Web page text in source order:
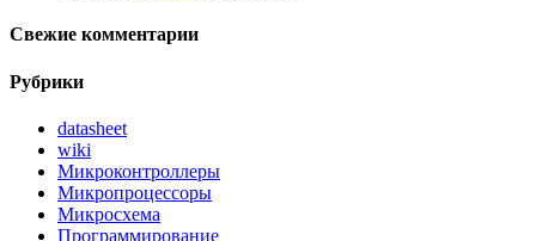
Свежие комментарии
Рубрики
datasheet
wiki
Микроконтроллеры
Микропроцессоры
Микросхема
Программирование